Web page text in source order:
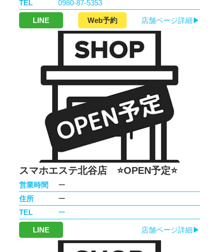
TEL 0980-87-5353
LINE Web予約 店舗ページ詳細▶
スマホエステ北谷店 ⭐️OPEN予定⭐️
営業時間
ー
住所
ー
TEL
ー
LINE 店舗ページ詳細▶